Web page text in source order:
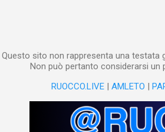
Questo sito non rappresenta una testata
Non può pertanto considerarsi un
RUOCCO.LIVE| AMLETO |